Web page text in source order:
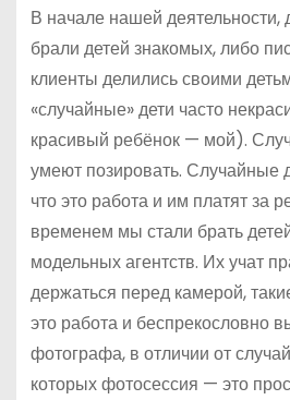
В начале нашей
брали детей знакомых, либо
клиенты делились своими
«случайные» дети часто
красивый ребёнок — мой).
умеют позировать. Случайные
что это работа и им платят за
временем мы стали брать
модельных агентств. Их учат
держаться перед камерой,
это работа и беспрекословно
фотографа, в отличии от
которых фотосессия — это